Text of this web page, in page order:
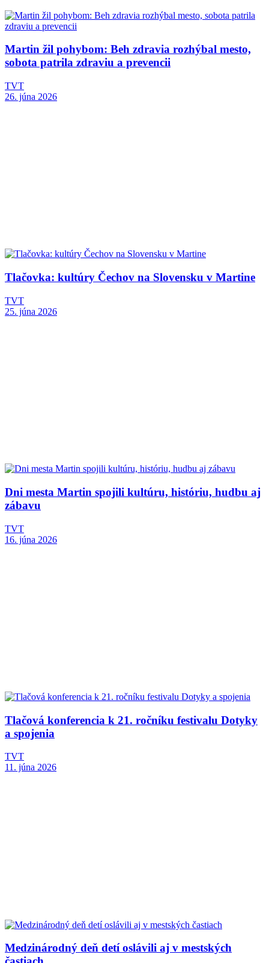
Martin žil pohybom: Beh zdravia rozhýbal mesto,
sobota patrila zdraviu a prevencii
TVT
26. júna 2026
Tlačovka: kultúry Čechov na Slovensku v Martine
TVT
25. júna 2026
Dni mesta Martin spojili kultúru, históriu, hudbu aj
zábavu
TVT
16. júna 2026
Tlačová konferencia k 21. ročníku festivalu Dotyky
a spojenia
TVT
11. júna 2026
Medzinárodný deň detí oslávili aj v mestských